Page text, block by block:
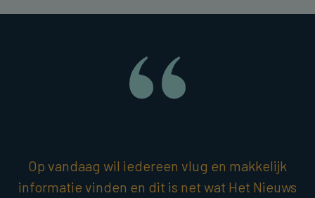
Op vandaag wil iedereen vlug en makkelijk
informatie vinden en dit is net wat Het Nieuws